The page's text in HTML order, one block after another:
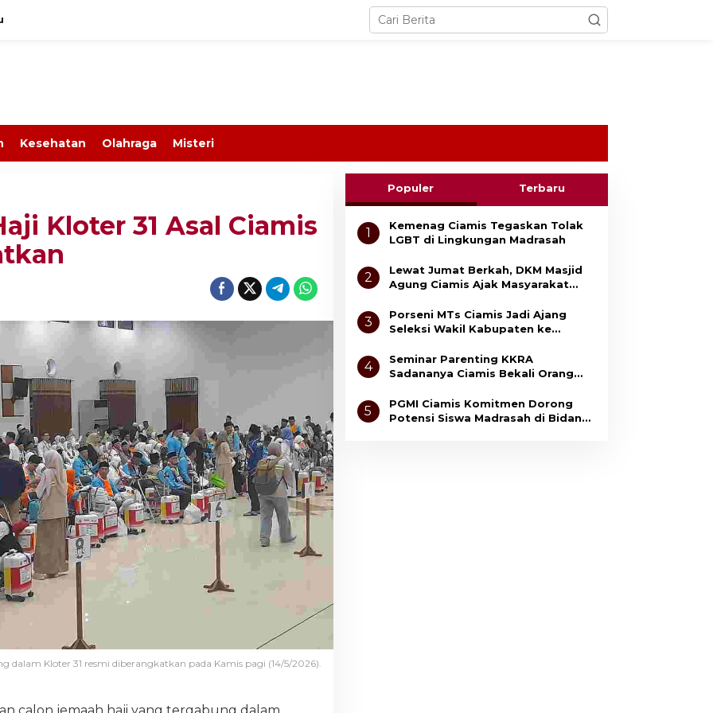
Kesehatan Olahraga Misteri
Kloter 31 Asal Ciamis
dalam Kloter 31 resmi diberangkatkan pada Kamis pagi (14/5/2026).
Populer Terbaru
1
Kemenag Ciamis Tegaskan Tolak
LGBT di Lingkungan Madrasah
2
Lewat Jumat Berkah, DKM Masjid
Agung Ciamis Ajak Masyarakat
3
Porseni MTs Ciamis Jadi Ajang
Seleksi Wakil Kabupaten ke
4
Seminar Parenting KKRA
Sadananya Ciamis Bekali Orang
Anak
5
PGMI Ciamis Komitmen Dorong
Potensi Siswa Madrasah di Bidang